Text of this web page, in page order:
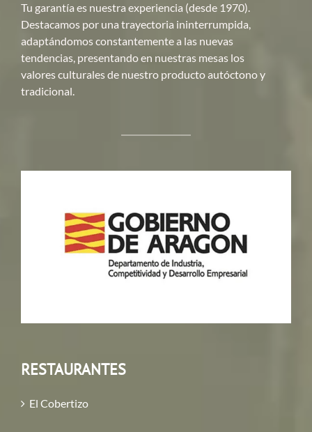
Tu garantía es nuestra experiencia (desde 1970).
Destacamos por una trayectoria ininterrumpida,
adaptándomos constantemente a las nuevas
tendencias, presentando en nuestras mesas los
valores culturales de nuestro producto autóctono y
tradicional.
RESTAURANTES
El Cobertizo